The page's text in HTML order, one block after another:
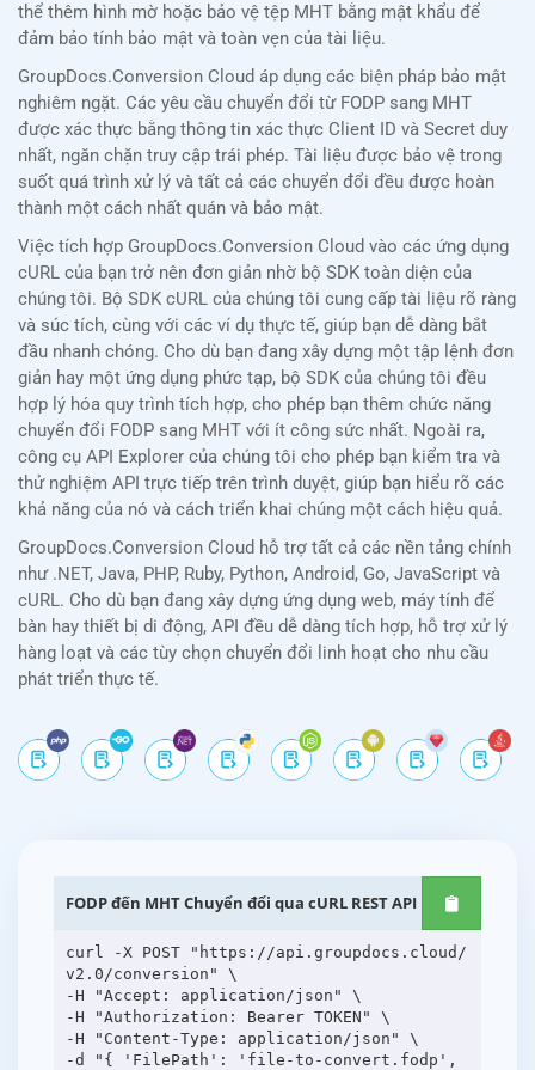
thể thêm hình mờ hoặc bảo vệ tệp MHT bằng mật khẩu để
đảm bảo tính bảo mật và toàn vẹn của tài liệu.
GroupDocs.Conversion Cloud áp dụng các biện pháp bảo mật
nghiêm ngặt. Các yêu cầu chuyển đổi từ FODP sang MHT
được xác thực bằng thông tin xác thực Client ID và Secret duy
nhất, ngăn chặn truy cập trái phép. Tài liệu được bảo vệ trong
suốt quá trình xử lý và tất cả các chuyển đổi đều được hoàn
thành một cách nhất quán và bảo mật.
Việc tích hợp GroupDocs.Conversion Cloud vào các ứng dụng
cURL của bạn trở nên đơn giản nhờ bộ SDK toàn diện của
chúng tôi. Bộ SDK cURL của chúng tôi cung cấp tài liệu rõ ràng
và súc tích, cùng với các ví dụ thực tế, giúp bạn dễ dàng bắt
đầu nhanh chóng. Cho dù bạn đang xây dựng một tập lệnh đơn
giản hay một ứng dụng phức tạp, bộ SDK của chúng tôi đều
hợp lý hóa quy trình tích hợp, cho phép bạn thêm chức năng
chuyển đổi FODP sang MHT với ít công sức nhất. Ngoài ra,
công cụ API Explorer của chúng tôi cho phép bạn kiểm tra và
thử nghiệm API trực tiếp trên trình duyệt, giúp bạn hiểu rõ các
khả năng của nó và cách triển khai chúng một cách hiệu quả.
GroupDocs.Conversion Cloud hỗ trợ tất cả các nền tảng chính
như .NET, Java, PHP, Ruby, Python, Android, Go, JavaScript và
cURL. Cho dù bạn đang xây dựng ứng dụng web, máy tính để
bàn hay thiết bị di động, API đều dễ dàng tích hợp, hỗ trợ xử lý
hàng loạt và các tùy chọn chuyển đổi linh hoạt cho nhu cầu
phát triển thực tế.
FODP đến MHT Chuyển đổi qua cURL REST API
curl -X POST "https://api.groupdocs.cloud/
v2.0/conversion" \
-H "Accept: application/json" \
-H "Authorization: Bearer TOKEN" \
-H "Content-Type: application/json" \
-d "{ 'FilePath': 'file-to-convert.fodp',